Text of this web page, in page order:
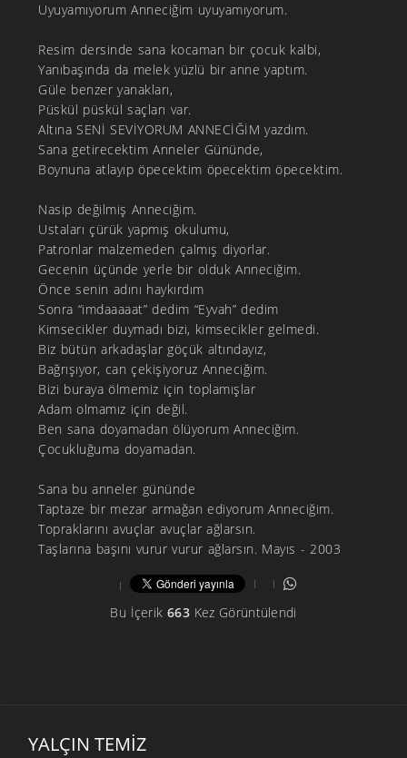
Uyuyamıyorum Anneciğim uyuyamıyorum.
Resim dersinde sana kocaman bir çocuk kalbi,
Yanıbaşında da melek yüzlü bir anne yaptım.
Güle benzer yanakları,
Püskül püskül saçları var.
Altına SENİ SEVİYORUM ANNECİĞİM yazdım.
Sana getirecektim Anneler Gününde,
Boynuna atlayıp öpecektim öpecektim öpecektim.
Nasip değilmiş Anneciğim.
Ustaları çürük yapmış okulumu,
Patronlar malzemeden çalmış diyorlar.
Gecenin üçünde yerle bir olduk Anneciğim.
Önce senin adını haykırdım
Sonra “imdaaaaat” dedim “Eyvah” dedim
Kimsecikler duymadı bizi, kimsecikler gelmedi.
Biz bütün arkadaşlar göçük altındayız,
Bağrışıyor, can çekişiyoruz Anneciğim.
Bizi buraya ölmemiz için toplamışlar
Adam olmamız için değil.
Ben sana doyamadan ölüyorum Anneciğim.
Çocukluğuma doyamadan.
Sana bu anneler gününde
Taptaze bir mezar armağan ediyorum Anneciğim.
Topraklarını avuçlar avuçlar ağlarsın.
Taşlarına başını vurur vurur ağlarsın. Mayıs - 2003
Bu İçerik 663Kez Görüntülendi
YALÇIN TEMIZ